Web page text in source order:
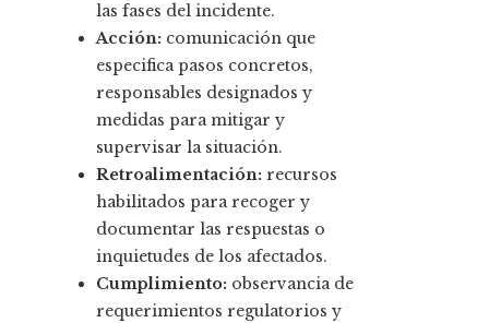
las fases del incidente.
Acción: comunicación que
especifica pasos concretos,
responsables designados y
medidas para mitigar y
supervisar la situación.
Retroalimentación: recursos
habilitados para recoger y
documentar las respuestas o
inquietudes de los afectados.
Cumplimiento: observancia de
requerimientos regulatorios y